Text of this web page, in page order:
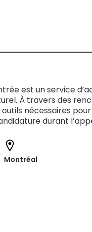
est un service
À travers des
nécessaires
durant
Montréal